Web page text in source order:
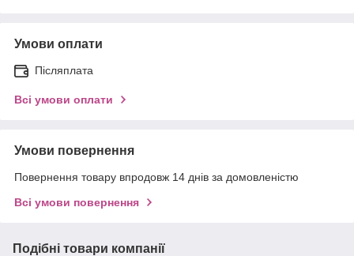
Умови оплати
Післяплата
Всі умови оплати
Умови повернення
Повернення товару впродовж 14 днів за домовленістю
Всі умови повернення
Подібні товари компанії